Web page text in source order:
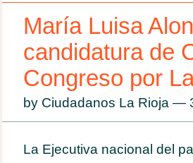
María Luisa
candidatura de
Congreso por
by Ciudadanos La Rioja —
La Ejecutiva nacional del